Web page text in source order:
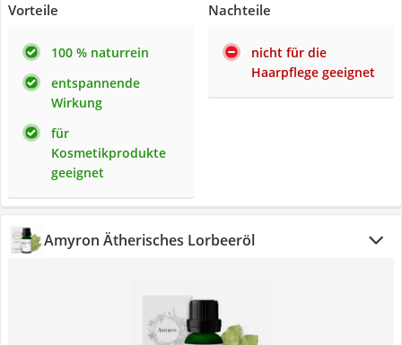
Vorteile
100 % naturrein
entspannende
Wirkung
für
Kosmetikprodukte
geeignet
Nachteile
nicht für die
Haarpflege geeignet
Amyron Ätherisches Lorbeeröl